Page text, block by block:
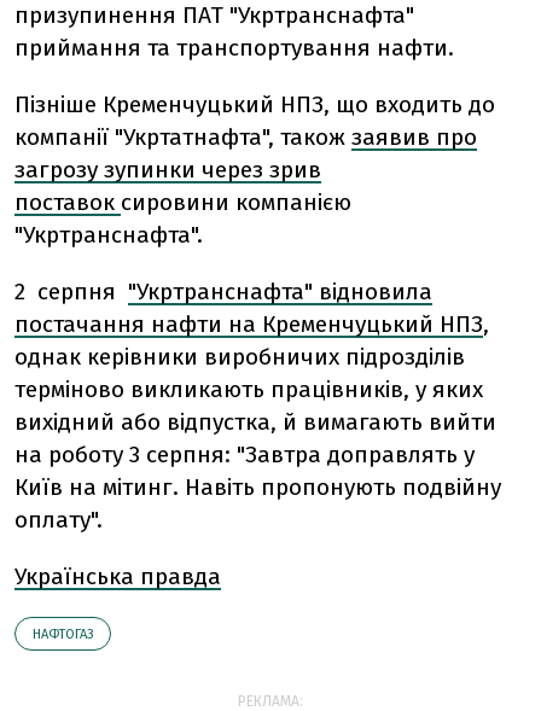
призупинення ПАТ "Укртранснафта"
приймання та транспортування нафти.
Пізніше Кременчуцький НПЗ, що входить до
компанії "Укртатнафта", також заявив про
загрозу зупинки через зрив
поставок сировини компанією
"Укртранснафта".
2 серпня "Укртранснафта" відновила
постачання нафти на Кременчуцький НПЗ,
однак керівники виробничих підрозділів
терміново викликають працівників, у яких
вихідний або відпустка, й вимагають вийти
на роботу 3 серпня: "Завтра доправлять у
Київ на мітинг. Навіть пропонують подвійну
оплату".
Українська правда
НАФТОГАЗ
РЕКЛАМА: